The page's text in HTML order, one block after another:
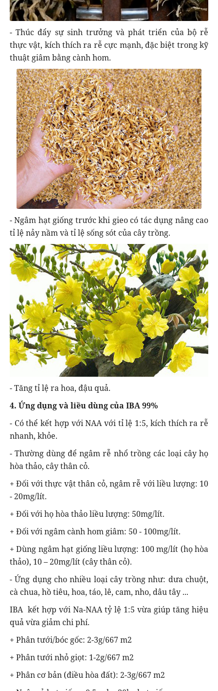
- Thúc đẩy sự sinh trưởng và phát triển của bộ rễ
thực vật, kích thích ra rễ cực mạnh, đặc biệt trong kỹ
thuật giâm bằng cành hom.
- Ngâm hạt giống trước khi gieo có tác dụng nâng cao
tỉ lệ nảy nầm và tỉ lệ sống sót của cây trồng.
- Tăng tỉ lệ ra hoa, đậu quả.
4. Ứng dụng và liều dùng của IBA 99%
- Có thể kết hợp với NAA với tỉ lệ 1:5, kích thích ra rễ
nhanh, khỏe.
- Thường dùng để ngâm rễ nhổ trồng các loại cây họ
hòa thảo, cây thân cỏ.
+ Đối với thực vật thân cỏ, ngâm rễ với liều lượng: 10
- 20mg/lít.
+ Đối với họ hòa thảo liều lượng: 50mg/lít.
+ Đối với ngâm cành hom giâm: 50 - 100mg/lít.
+ Dùng ngâm hạt giống liều lượng: 100 mg/lít (họ hòa
thảo), 10 – 20mg/lít (cây thân cỏ).
- Ứng dụng cho nhiều loại cây trồng như: dưa chuột,
cà chua, hồ tiêu, hoa, táo, lê, cam, nho, dâu tây ...
IBA kết hợp với Na-NAA tỷ lệ 1:5 vừa giúp tăng hiệu
quả vừa giảm chi phí.
+ Phân tưới/bóc gốc: 2-3g/667 m2
+ Phân tưới nhỏ giọt: 1-2g/667 m2
+ Phân cơ bản (điều hòa đất): 2-3g/667 m2